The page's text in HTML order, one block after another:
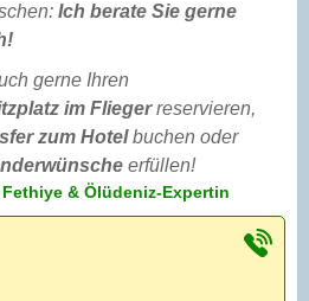
Ich berate Sie gerne
gerne Ihren
im Fliegerreservieren,
zum Hotelbuchen oder
erfüllen!
& Ölüdeniz-Expertin